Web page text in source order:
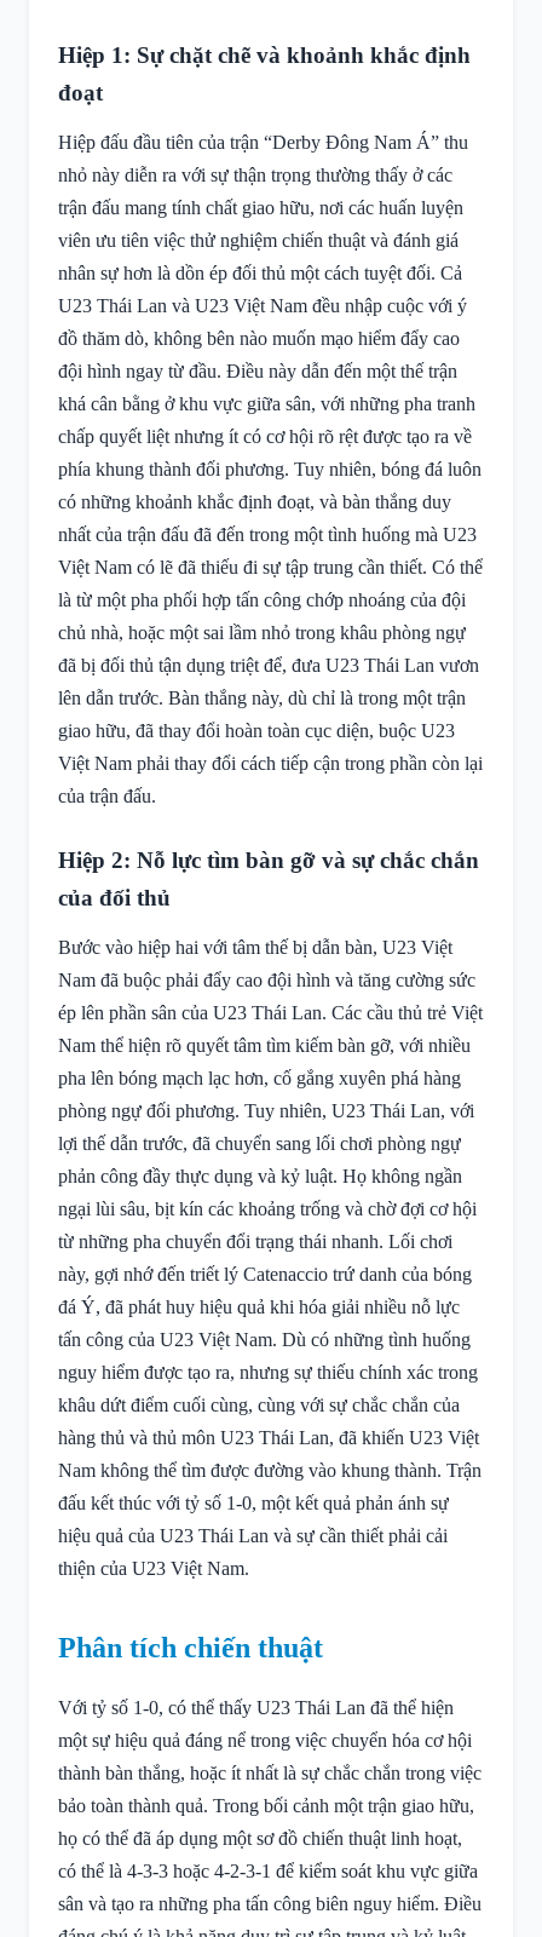
Hiệp 1: Sự chặt chẽ và khoảnh khắc định
đoạt
Hiệp đấu đầu tiên của trận “Derby Đông Nam Á” thu
nhỏ này diễn ra với sự thận trọng thường thấy ở các
trận đấu mang tính chất giao hữu, nơi các huấn luyện
viên ưu tiên việc thử nghiệm chiến thuật và đánh giá
nhân sự hơn là dồn ép đối thủ một cách tuyệt đối. Cả
U23 Thái Lan và U23 Việt Nam đều nhập cuộc với ý
đồ thăm dò, không bên nào muốn mạo hiểm đẩy cao
đội hình ngay từ đầu. Điều này dẫn đến một thế trận
khá cân bằng ở khu vực giữa sân, với những pha tranh
chấp quyết liệt nhưng ít có cơ hội rõ rệt được tạo ra về
phía khung thành đối phương. Tuy nhiên, bóng đá luôn
có những khoảnh khắc định đoạt, và bàn thắng duy
nhất của trận đấu đã đến trong một tình huống mà U23
Việt Nam có lẽ đã thiếu đi sự tập trung cần thiết. Có thể
là từ một pha phối hợp tấn công chớp nhoáng của đội
chủ nhà, hoặc một sai lầm nhỏ trong khâu phòng ngự
đã bị đối thủ tận dụng triệt để, đưa U23 Thái Lan vươn
lên dẫn trước. Bàn thắng này, dù chỉ là trong một trận
giao hữu, đã thay đổi hoàn toàn cục diện, buộc U23
Việt Nam phải thay đổi cách tiếp cận trong phần còn lại
của trận đấu.
Hiệp 2: Nỗ lực tìm bàn gỡ và sự chắc chắn
của đối thủ
Bước vào hiệp hai với tâm thế bị dẫn bàn, U23 Việt
Nam đã buộc phải đẩy cao đội hình và tăng cường sức
ép lên phần sân của U23 Thái Lan. Các cầu thủ trẻ Việt
Nam thể hiện rõ quyết tâm tìm kiếm bàn gỡ, với nhiều
pha lên bóng mạch lạc hơn, cố gắng xuyên phá hàng
phòng ngự đối phương. Tuy nhiên, U23 Thái Lan, với
lợi thế dẫn trước, đã chuyển sang lối chơi phòng ngự
phản công đầy thực dụng và kỷ luật. Họ không ngần
ngại lùi sâu, bịt kín các khoảng trống và chờ đợi cơ hội
từ những pha chuyển đổi trạng thái nhanh. Lối chơi
này, gợi nhớ đến triết lý Catenaccio trứ danh của bóng
đá Ý, đã phát huy hiệu quả khi hóa giải nhiều nỗ lực
tấn công của U23 Việt Nam. Dù có những tình huống
nguy hiểm được tạo ra, nhưng sự thiếu chính xác trong
khâu dứt điểm cuối cùng, cùng với sự chắc chắn của
hàng thủ và thủ môn U23 Thái Lan, đã khiến U23 Việt
Nam không thể tìm được đường vào khung thành. Trận
đấu kết thúc với tỷ số 1-0, một kết quả phản ánh sự
hiệu quả của U23 Thái Lan và sự cần thiết phải cải
thiện của U23 Việt Nam.
Phân tích chiến thuật
Với tỷ số 1-0, có thể thấy U23 Thái Lan đã thể hiện
một sự hiệu quả đáng nể trong việc chuyển hóa cơ hội
thành bàn thắng, hoặc ít nhất là sự chắc chắn trong việc
bảo toàn thành quả. Trong bối cảnh một trận giao hữu,
họ có thể đã áp dụng một sơ đồ chiến thuật linh hoạt,
có thể là 4-3-3 hoặc 4-2-3-1 để kiểm soát khu vực giữa
sân và tạo ra những pha tấn công biên nguy hiểm. Điều